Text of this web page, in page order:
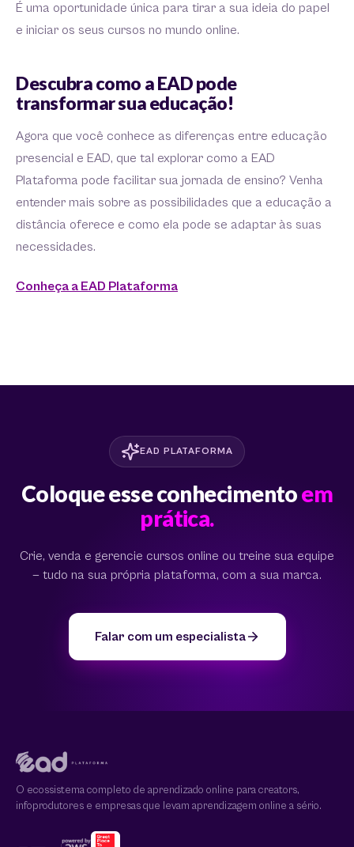
É uma oportunidade única para tirar a sua ideia do papel
e iniciar os seus cursos no mundo online.
Descubra como a EAD pode
transformar sua educação!
Agora que você conhece as diferenças entre educação
presencial e EAD, que tal explorar como a EAD
Plataforma pode facilitar sua jornada de ensino? Venha
entender mais sobre as possibilidades que a educação a
distância oferece e como ela pode se adaptar às suas
necessidades.
Conheça a EAD Plataforma
EAD PLATAFORMA
Coloque esse conhecimentoem
prática.
Crie, venda e gerencie cursos online ou treine sua equipe
— tudo na sua própria plataforma, com a sua marca.
Falar com um especialista
O ecossistema completo de aprendizado online para creators,
infoprodutores e empresas que levam aprendizagem online a sério.